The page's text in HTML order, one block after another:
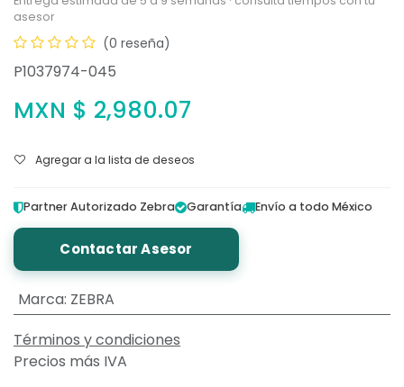
asesor
(0 reseña)
P1037974-045
MXN $ 2,980.07
Agregar a la lista de deseos
Partner Autorizado Zebra Garantía Envío a todo México
Contactar Asesor
Marca: ZEBRA
Términos y condiciones
Precios más IVA